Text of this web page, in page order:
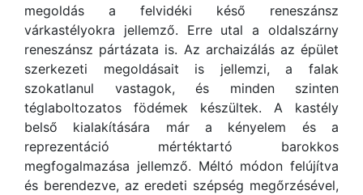
megoldás a felvidéki késő reneszánsz
várkastélyokra jellemző. Erre utal a oldalszárny
reneszánsz pártázata is. Az archaizálás az épület
szerkezeti megoldásait is jellemzi, a falak
szokatlanul vastagok, és minden szinten
téglaboltozatos födémek készültek. A kastély
belső kialakítására már a kényelem és a
reprezentáció mértéktartó barokkos
megfogalmazása jellemző. Méltó módon felújítva
és berendezve, az eredeti szépség megőrzésével,